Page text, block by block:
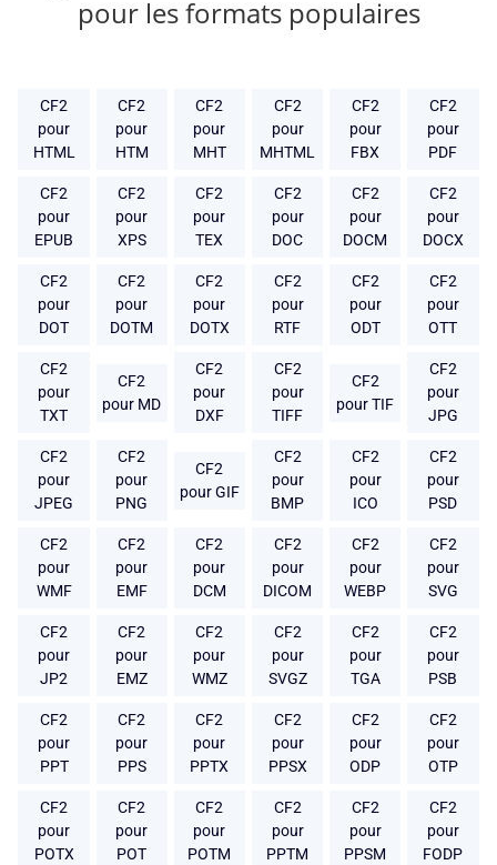
pour les formats populaires
CF2
pour
HTML
CF2
pour
HTM
CF2
pour
MHT
CF2
pour
MHTML
CF2
pour
FBX
CF2
pour
PDF
CF2
pour
EPUB
CF2
pour
XPS
CF2
pour
TEX
CF2
pour
DOC
CF2
pour
DOCM
CF2
pour
DOCX
CF2
pour
DOT
CF2
pour
DOTM
CF2
pour
DOTX
CF2
pour
RTF
CF2
pour
ODT
CF2
pour
OTT
CF2
pour
TXT
CF2
pour MD
CF2
pour
DXF
CF2
pour
TIFF
CF2
pour TIF
CF2
pour
JPG
CF2
pour
JPEG
CF2
pour
PNG
CF2
pour GIF
CF2
pour
BMP
CF2
pour
ICO
CF2
pour
PSD
CF2
pour
WMF
CF2
pour
EMF
CF2
pour
DCM
CF2
pour
DICOM
CF2
pour
WEBP
CF2
pour
SVG
CF2
pour
JP2
CF2
pour
EMZ
CF2
pour
WMZ
CF2
pour
SVGZ
CF2
pour
TGA
CF2
pour
PSB
CF2
pour
PPT
CF2
pour
PPS
CF2
pour
PPTX
CF2
pour
PPSX
CF2
pour
ODP
CF2
pour
OTP
CF2
pour
POTX
CF2
pour
POT
CF2
pour
POTM
CF2
pour
PPTM
CF2
pour
PPSM
CF2
pour
FODP